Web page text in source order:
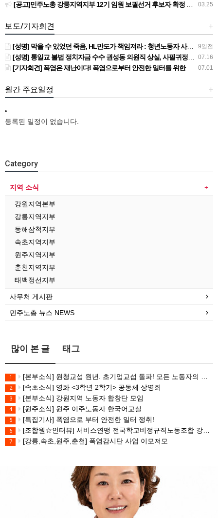
03.25
[공고]민주노총 강릉지역지부 12기 임원 보궐선거 후보자 확정 공고
+
보도/기자회견
9일전
[성명] 막을 수 있었던 죽음, HL만도가 책임져라 : 청년노동자 사망사고의 철저한 진상규명과 재발방지 대책 마련하라
07.16
[성명] 통일교 불법 정치자금 수수 권성동 의원직 상실, 사필귀정이다
07.01
[기자회견] 폭염은 재난이다! 폭염으로부터 안전한 일터를 위한 민주노총 강원지역본부 폭염감시단 선포 기자회견
+
월간 주요일정
등록된 일정이 없습니다.
Category
지역 소식
강원지역본부
강릉지역지부
동해삼척지부
속초지역지부
원주지역지부
춘천지역지부
태백정선지부
사무처 게시판
민주노총 뉴스 NEWS
많이 본 글 태그
1 [본부소식] 원청교섭 원년. 초기업교섭 돌파! 모든 노동자의 노동기본권 쟁취! 민주노총 7.15 총파업대회
2 [속초소식] 영화 <3학년 2학기> 공동체 상영회
3 [본부소식] 강원지역 노동자 합창단 모임
4 [원주소식] 원주 이주노동자 한국어교실
5 [특집기사] 폭염으로 부터 안전한 일터 쟁취!
6 [조합원☆인터뷰] 서비스연맹 전국학교비정규직노동조합 강원지부 김유미 춘천지회장
7 [강릉,속초,원주,춘천] 폭염감시단 사업 이모저모